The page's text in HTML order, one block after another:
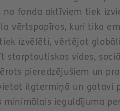
no fonda aktīviem tiek
vērtspapīros, kuri tika
izvēlēti, vērtējot
starptautiskos vides,
pieredzējušiem un
ilgtermiņā un gatavi
minimālais ieguldījuma